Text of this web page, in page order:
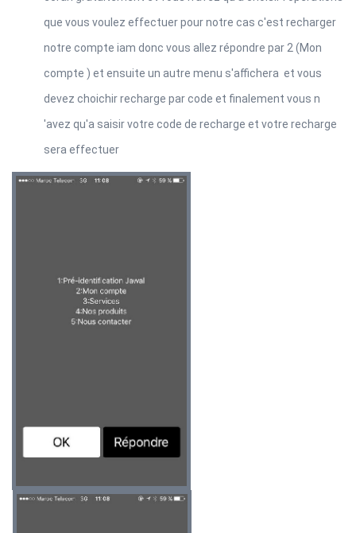
que vous voulez effectuer pour notre cas c'est recharger
notre compte iam donc vous allez répondre par 2 (Mon
compte ) et ensuite un autre menu s'affichera et vous
devez choichir recharge par code et finalement vous n
'avez qu'a saisir votre code de recharge et votre recharge
sera effectuer